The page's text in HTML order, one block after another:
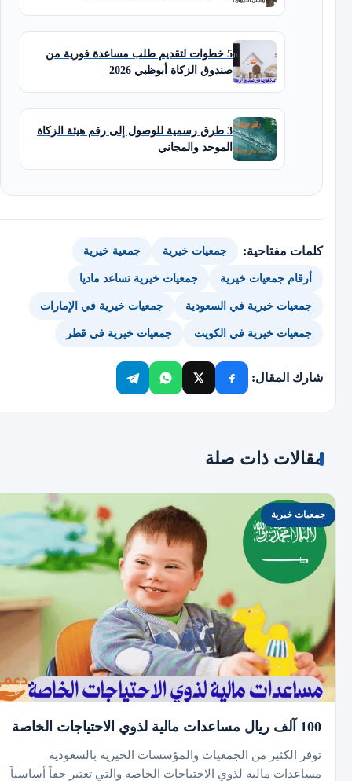
5 خطوات لتقديم طلب مساعدة فورية من
صندوق الزكاة أبوظبي 2026
3 طرق رسمية للوصول إلى رقم هيئة الزكاة
الموحد والمجاني
كلمات مفتاحية: جمعيات خيرية جمعية خيرية
أرقام جمعيات خيرية جمعيات خيرية تساعد ماديا
جمعيات خيرية في السعودية جمعيات خيرية في الإمارات
جمعيات خيرية في الكويت جمعيات خيرية في قطر
شارك المقال:
مقالات ذات صلة
جمعيات خيرية
100 آلف ريال مساعدات مالية لذوي الاحتياجات الخاصة
توفر الكثير من الجمعيات والمؤسسات الخيرية بالسعودية
مساعدات مالية لذوي الاحتياجات الخاصة والتي تعتبر حقاً أساسياً